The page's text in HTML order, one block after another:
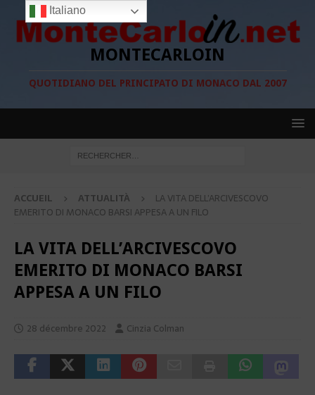
MONTECARLOIN
QUOTIDIANO DEL PRINCIPATO DI MONACO DAL 2007
ACCUEIL ATTUALITÀ
LA VITA DELL’ARCIVESCOVO
EMERITO DI MONACO BARSI APPESA A UN FILO
LA VITA DELL’ARCIVESCOVO
EMERITO DI MONACO BARSI
APPESA A UN FILO
28 décembre 2022 Cinzia Colman
Italiano